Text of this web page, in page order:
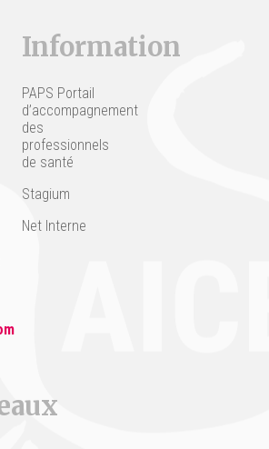
Information
PAPS Portail
d’accompagnement
des
professionnels
de santé
Stagium
Net Interne